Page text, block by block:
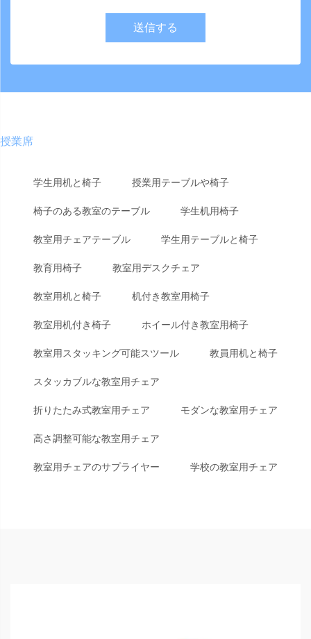
送信する
授業席
学生用机と椅子 授業用テーブルや椅子
椅子のある教室のテーブル 学生机用椅子
教室用チェアテーブル 学生用テーブルと椅子
教育用椅子 教室用デスクチェア
教室用机と椅子 机付き教室用椅子
教室用机付き椅子 ホイール付き教室用椅子
教室用スタッキング可能スツール 教員用机と椅子
スタッカブルな教室用チェア
折りたたみ式教室用チェア モダンな教室用チェア
高さ調整可能な教室用チェア
教室用チェアのサプライヤー 学校の教室用チェア